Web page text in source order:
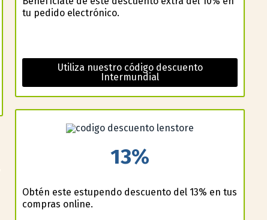
tu pedido electrónico.
Utiliza nuestro código descuento
Intermundial
13%
Obtén este estupendo descuento del 13% en tus
compras online.